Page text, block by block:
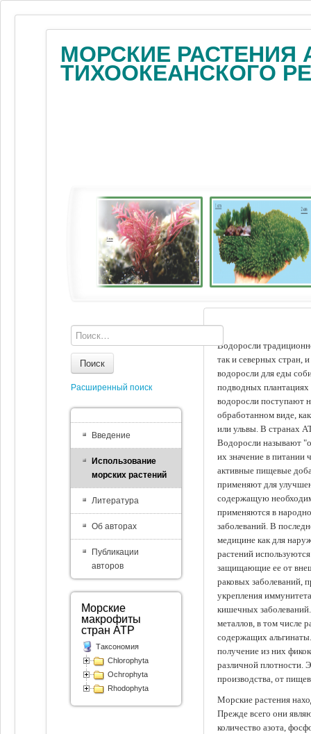
МОРСКИЕ РАСТЕНИЯ
ТИХООКЕАНСКОГО
Водоросли
так и северных стран,
водоросли для еды
подводных
водоросли поступают
обработанном виде,
или ульвы. В странах
Водоросли называют
их значение в питании
активные пищевые
применяют для
содержащую
применяются в
заболеваний. В
медицине как для
растений
защищающие ее от
раковых заболеваний,
укрепления
кишечных
металлов, в том числе
содержащих
получение из них
различной плотности.
производства, от
Морские растения
Прежде всего они
количество азота,
Поиск
Расширенный поиск
Введение
Использование
морских растений
Литература
Об авторах
Публикации
авторов
Морские
макрофиты
стран АТР
Таксономия
Chlorophyta
Ochrophyta
Rhodophyta